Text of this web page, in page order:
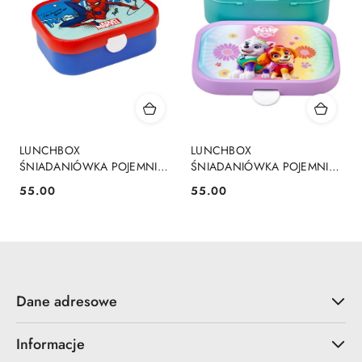
LUNCHBOX
ŚNIADANIÓWKA POJEMNIK
SPIDERMAN MEPAL
Cena:
55.00
LUNCHBOX
ŚNIADANIÓWKA POJEMNIK
PSI PATROL MEPAL
Cena:
55.00
Dane adresowe
Informacje